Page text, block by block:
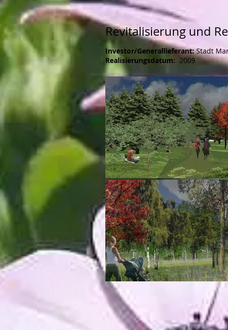
Revitalisierung und
Investor/Generallieferant:Stadt
Realisierungsdatum: 2009